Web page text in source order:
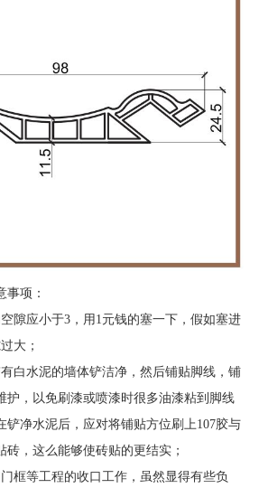
事项：
隙应小于3，用1元钱的塞一下，假如塞进
大；
白水泥的墙体铲洁净，然后铺贴脚线，铺
护，以免刷漆或喷漆时很多油漆粘到脚线
铲净水泥后，应对将铺贴方位刷上107胶与
，这么能够使砖贴的更结实；
框等工程的收口工作，虽然显得有些负